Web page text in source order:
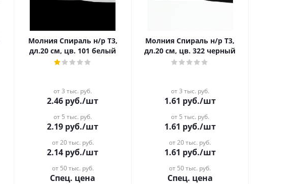
Молния Спираль н/р Т3,
дл.20 см, цв. 101 белый
от 3 тыс. руб.
2.46 руб./шт
от 5 тыс. руб.
2.19 руб./шт
от 20 тыс. руб.
2.14 руб./шт
от 50 тыс. руб.
Спец. цена
Молния Спираль н/р Т3,
дл.20 см, цв. 322 черный
от 3 тыс. руб.
1.61 руб./шт
от 5 тыс. руб.
1.61 руб./шт
от 20 тыс. руб.
1.61 руб./шт
от 50 тыс. руб.
Спец. цена